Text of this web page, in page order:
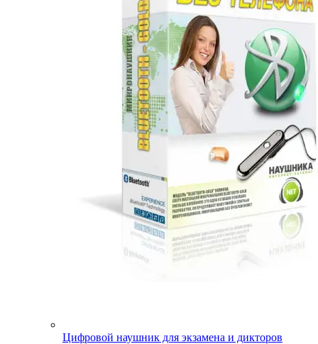
Цифровой наушник для экзамена и дикторов